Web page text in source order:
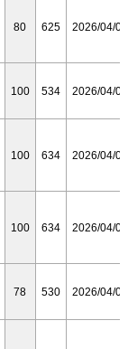
80 625 2026/04/08
100 534 2026/04/08
100 634 2026/04/08
100 634 2026/04/08
78 530 2026/04/08